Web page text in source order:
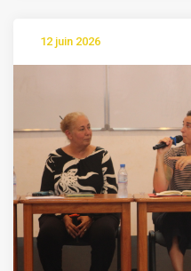
12 juin 2026